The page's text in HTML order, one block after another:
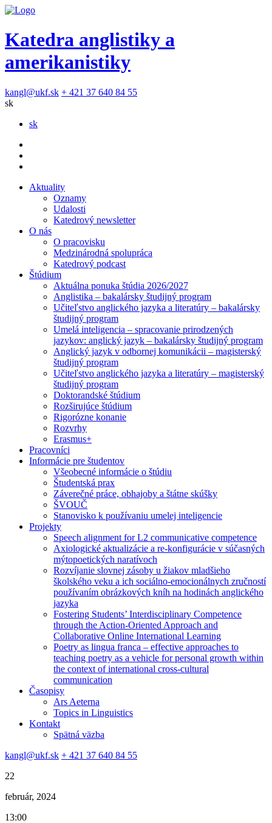
Katedra anglistiky a
amerikanistiky
kangl@ukf.sk + 421 37 640 84 55
sk
sk
Aktuality
Oznamy
Udalosti
Katedrový newsletter
O nás
O pracovisku
Medzinárodná spolupráca
Katedrový podcast
Štúdium
Aktuálna ponuka štúdia 2026/2027
Anglistika – bakalársky študijný program
Učiteľstvo anglického jazyka a literatúry – bakalársky
študijný program
Umelá inteligencia – spracovanie prirodzených
jazykov: anglický jazyk – bakalársky študijný program
Anglický jazyk v odbornej komunikácii – magisterský
študijný program
Učiteľstvo anglického jazyka a literatúry – magisterský
študijný program
Doktorandské štúdium
Rozširujúce štúdium
Rigorózne konanie
Rozvrhy
Erasmus+
Pracovníci
Informácie pre študentov
Všeobecné informácie o štúdiu
Študentská prax
Záverečné práce, obhajoby a štátne skúšky
ŠVOUČ
Stanovisko k používaniu umelej inteligencie
Projekty
Speech alignment for L2 communicative competence
Axiologické aktualizácie a re-konfigurácie v súčasných
mýtopoetických naratívoch
Rozvíjanie slovnej zásoby u žiakov mladšieho
školského veku a ich sociálno-emocionálnych zručností
používaním obrázkových kníh na hodinách anglického
jazyka
Fostering Students’ Interdisciplinary Competence
through the Action-Oriented Approach and
Collaborative Online International Learning
Poetry as lingua franca – effective approaches to
teaching poetry as a vehicle for personal growth within
the context of international cross-cultural
communication
Časopisy
Ars Aeterna
Topics in Linguistics
Kontakt
Spätná väzba
kangl@ukf.sk + 421 37 640 84 55
22
február, 2024
13:00